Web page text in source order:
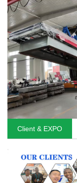
Client & EXPO